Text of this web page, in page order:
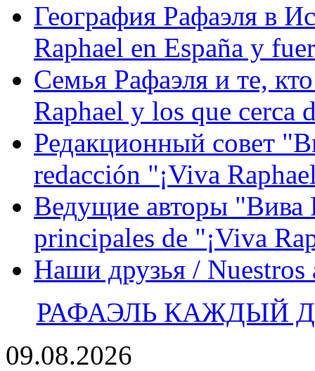
География Рафаэля в
Raphael en España y
Семья Рафаэля и те,
Raphael y los que cerca
Редакционный совет
redacción "¡Viva
Ведущие авторы "Вива
principales de "¡Viva
Наши друзья / Nuestros
РАФАЭЛЬ КАЖДЫЙ
09.08.2026